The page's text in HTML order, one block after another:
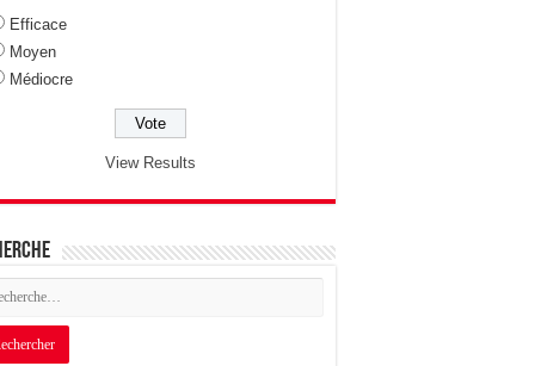
Efficace
Moyen
Médiocre
View Results